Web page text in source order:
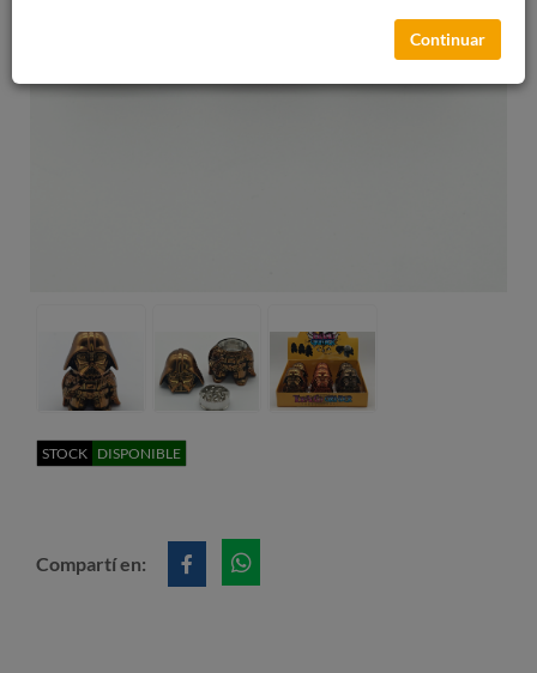
STOCK DISPONIBLE
Compartí en:
Continuar